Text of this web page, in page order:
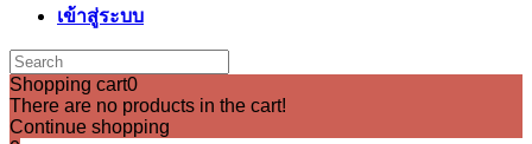
เข้าสู่ระบบ
Shopping cart0
There are no products in the cart!
Continue shopping